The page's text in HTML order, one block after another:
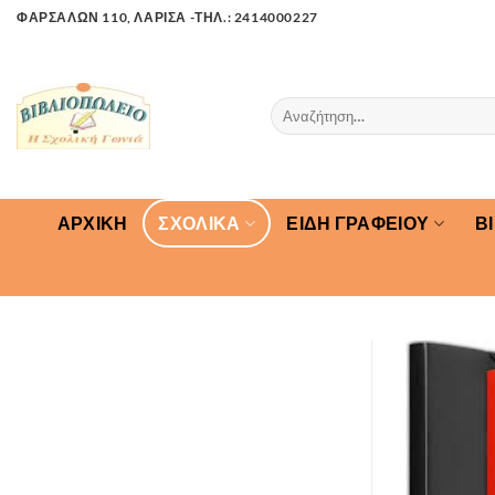
Μετάβαση
ΦΑΡΣΑΛΩΝ 110, ΛΑΡΙΣΑ -ΤΗΛ.: 2414000227
Αναζήτηση
για:
ΑΡΧΙΚΉ ΣΧΟΛΙΚΑ ΕΙΔΗ ΓΡΑΦΕΙΟΥ